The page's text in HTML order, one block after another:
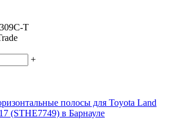
T
+
полосы для Toyota Land
(STHE7749) в Барнауле